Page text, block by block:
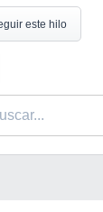
este hilo